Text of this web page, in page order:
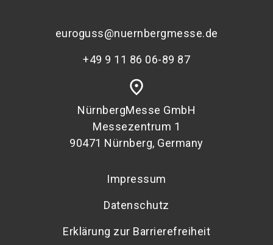
euroguss@nuernbergmesse.de
+49 9 11 86 06-89 87
place
NürnbergMesse GmbH
Messezentrum 1
90471 Nürnberg, Germany
Impressum
Datenschutz
Erklärung zur Barrierefreiheit